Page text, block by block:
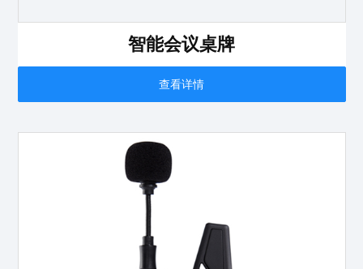
智能会议桌牌
查看详情